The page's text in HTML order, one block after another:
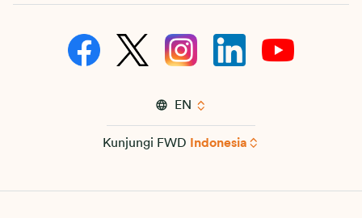
EN
Kunjungi FWD Indonesia